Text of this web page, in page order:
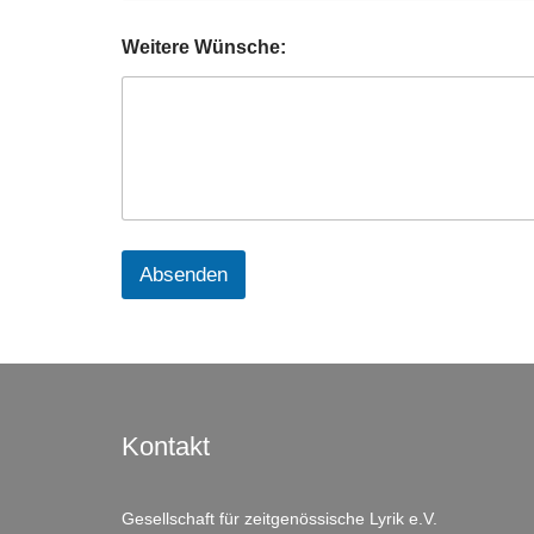
Weitere Wünsche:
Absenden
Kontakt
Gesellschaft für zeitgenössische Lyrik e.V.